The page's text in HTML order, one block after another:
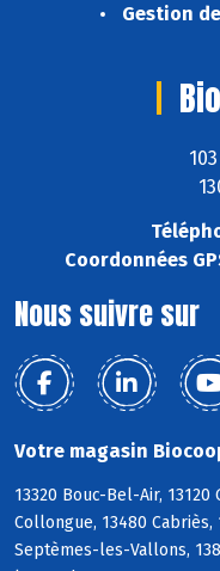
Gestion
Coordonnées
Nous suivre sur
Votre magasin
13320 Bouc-Bel-Air, 13120
Collongue, 13480 Cabriès,
Septèmes-les-Vallons,